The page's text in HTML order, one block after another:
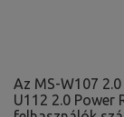
Az MS-W107
U112 2.0 Power